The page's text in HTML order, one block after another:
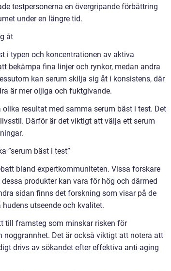
testpersonerna en övergripande förbättring
under en längre tid.
åt
i typen och koncentrationen av aktiva
bekämpa fina linjer och rynkor, medan andra
kan serum skilja sig åt i konsistens, där
är mer oljiga och fuktgivande.
resultat med samma serum bäst i test. Det
Därför är det viktigt att välja ett serum
”serum bäst i test”
bland expertkommuniteten. Vissa forskare
produkter kan vara för hög och därmed
sidan finns det forskning som visar på de
utseende och kvalitet.
till framsteg som minskar risken för
Det är också viktigt att notera att
drivs av sökandet efter effektiva anti-aging